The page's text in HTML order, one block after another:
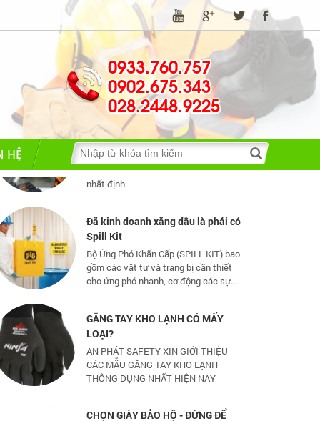
0933.760.757
0902.675.343
028.2448.9225
HỆ
luật về bảo hộ lao động
Những quy định và hệ thống pháp luật
về bảo hộ lao động
TIA HỒ QUANG ĐIỆN NGUY HIỂM
THẾ NÀO?
Hồ quang điện đem lại nhiều lợi ích
tuy nhiên nó cũng có một số tác hại
nhất định
Đã kinh doanh xăng dầu là phải có
Bộ Ứng Phó Khẩn Cấp (SPILL KIT) bao
gồm các vật tư và trang bị cần thiết
cho ứng phó nhanh, cơ động các sự
cố tràn đổ dầu và hoá chất mức vừa
và nhỏ
GĂNG TAY KHO LẠNH CÓ MẤY
AN PHÁT SAFETY XIN GIỚI THIỆU
CÁC MẪU GĂNG TAY KHO LẠNH
THÔNG DỤNG NHẤT HIỆN NAY
CHỌN GIÀY BẢO HỘ - ĐỪNG ĐỂ